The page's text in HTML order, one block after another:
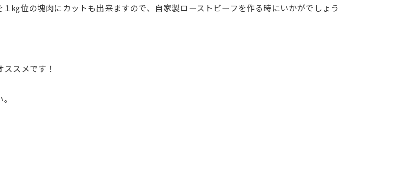
㎏位の塊肉にカットも出来ますので、自家製ローストビーフを作る時にいかがでしょう
スメです！